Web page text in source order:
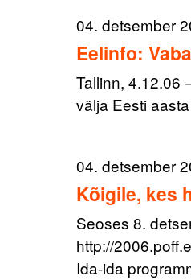
04. detsember
Eelinfo:
Tallinn, 4.12.06
välja Eesti
04. detsember
Kõigile, kes
Seoses 8.
http://
Ida-ida